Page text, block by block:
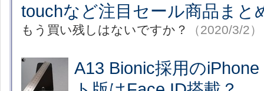
touchなど注目セール商品まと
もう買い残しはないですか？ （2020/3/2）
A13 Bionic採用の